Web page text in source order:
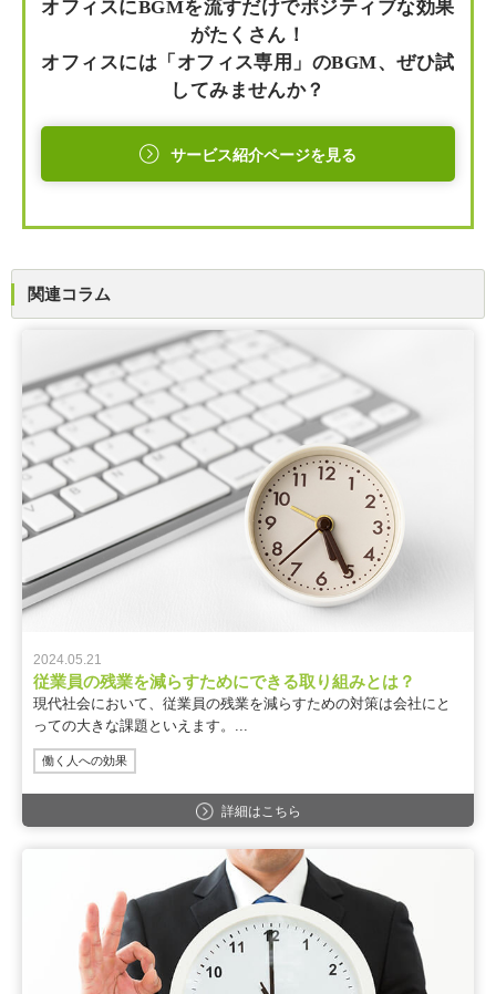
オフィスにBGMを流すだけでポジティブな効果
がたくさん！
オフィスには「オフィス専用」のBGM、ぜひ試
してみませんか？
サービス紹介ページを見る
関連コラム
2024.05.21
従業員の残業を減らすためにできる取り組みとは？
現代社会において、従業員の残業を減らすための対策は会社にと
っての大きな課題といえます。...
働く人への効果
詳細はこちら